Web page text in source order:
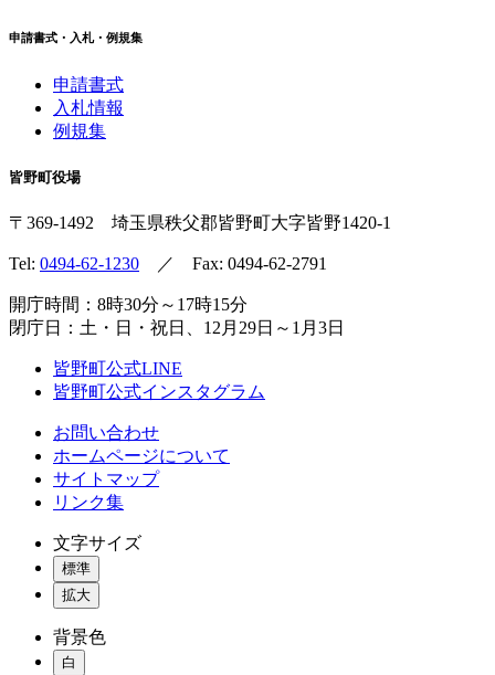
申請書式・入札・例規集
申請書式
入札情報
例規集
皆野町役場
〒369-1492 埼玉県秩父郡皆野町大字皆野1420-1
Tel: 0494-62-1230 ／ Fax: 0494-62-2791
開庁時間：8時30分～17時15分
閉庁日：土・日・祝日、12月29日～1月3日
皆野町公式LINE
皆野町公式インスタグラム
お問い合わせ
ホームページについて
サイトマップ
リンク集
文字サイズ
標準
拡大
背景色
白